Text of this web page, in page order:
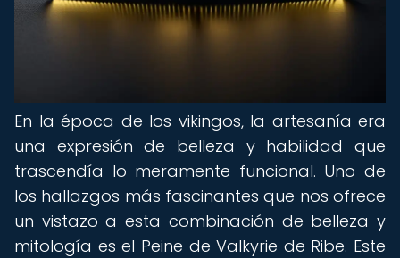
En la época de los vikingos, la artesanía era
una expresión de belleza y habilidad que
trascendía lo meramente funcional. Uno de
los hallazgos más fascinantes que nos ofrece
un vistazo a esta combinación de belleza y
mitología es el Peine de Valkyrie de Ribe. Este